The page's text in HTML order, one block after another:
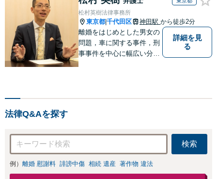
松村英樹法律事務所
東京都 千代田区 神田駅 から徒歩2分
離婚をはじめとした男女の
問題，車に関する事件，刑
事事件を中心に幅広い分野
詳細を見
る
法律Q&Aを探す
検索
例） 離婚 慰謝料 誹謗中傷 相続 遺産 著作物 違法